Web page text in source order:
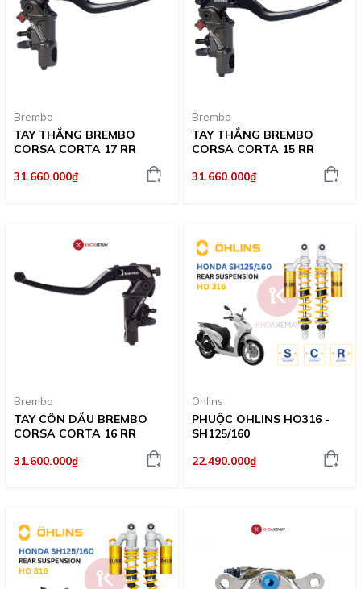
Brembo
TAY THẮNG BREMBO
CORSA CORTA 17 RR
31.660.000₫
Brembo
TAY THẮNG BREMBO
CORSA CORTA 15 RR
31.660.000₫
Brembo
TAY CÔN DẦU BREMBO
CORSA CORTA 16 RR
31.600.000₫
Ohlins
PHUỘC OHLINS HO316 -
SH125/160
22.490.000₫